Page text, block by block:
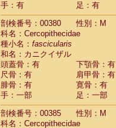
手：有
足：有
剖検番号：00380
性別：M
科名：Cercopithecidae
種小名： fascicularis
和名：カニクイザル
頭蓋骨：有
下顎骨：有
尺骨：有
肩甲骨：有
腓骨：有
寛骨：有
手：一部
足：一部
剖検番号：00385
性別：M
科名：Cercopithecidae